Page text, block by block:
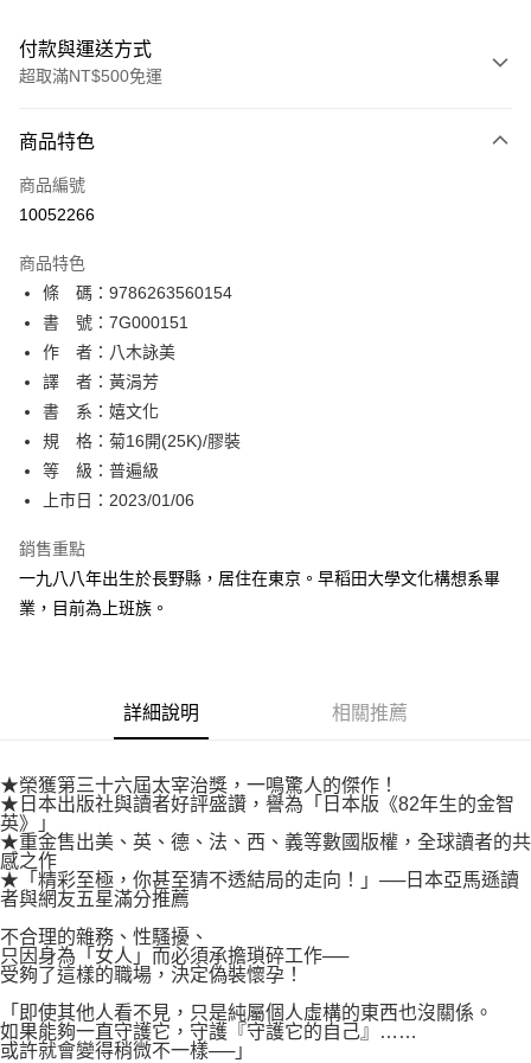
付款與運送方式
超取滿NT$500免運
信用卡一次付款
超商取貨付款
相關說明
【關於「AFTEE先享後付」】
AFTEE先享後付是「在收到商品之後才付款」的支付方式。 讓您購物簡單
便利好安心！
１．簡單：不需註冊會員、不需綁卡、不需儲值。
２．便利：只要手機號碼，簡訊認證，即可結帳。
３．安心：先確認商品／服務後，再付款。
【「AFTEE先享後付」結帳流程】
１．於結帳方式選擇「AFTEE先享後付」後，將跳轉至「AFTEE先享後付」
結帳頁面，進行簡訊認證並確認金額後，即可完成結帳。
２．訂單成立數日內，您將收到繳費通知簡訊。
ATM／網路銀行／等多元方式進行付款，方視為交易完成。
※ 請注意：結帳手續完成當下不需立刻繳費，但若您需要取消訂單，請聯絡
購買商品的店家。未經商家同意取消之訂單仍視為有效，需透過AFTEE先享
後付繳納相關費用。
權轉讓予恩沛科技股份有限公司。
２．關於個人資料處理事宜，請瀏覽以下網址：
https://aftee.tw/terms/#terms3
３．未成年的使用者請事先徵得法定代理人或監護人之同意方可使用
「AFTEE先享後付」，若未經同意申辦者引起之損失，本公司不負相關責
任。
時審查核予不同之上限額度；若仍有額度不足之情形，本公司將視審查結果
請求用戶進行身份認證。
５．嚴禁一人註冊多個帳號或使用他人資訊註冊。若發現惡意使用之情形，
恩沛科技股份有限公司將有權停止該用戶之使用額度並採取法律行動。
ATM付款
運送方式
全家取貨付款
每筆NT$80，滿NT$500(含以上)免運費
付款後全家取貨
每筆NT$80，滿NT$500(含以上)免運費
付款後7-11取貨
每筆NT$80，滿NT$500(含以上)免運費
宅配
每筆NT$100，滿NT$800(含以上)免運費
國家/地區配送
商品特色
商品編號
10052266
商品特色
條 碼：9786263560154
書 號：7G000151
作 者：八木詠美
譯 者：黃涓芳
書 系：嬉文化
規 格：菊16開(25K)/膠裝
等 級：普遍級
上市日：2023/01/06
銷售重點
一九八八年出生於長野縣，居住在東京。早稻田大學文化構想系畢
業，目前為上班族。
詳細說明 相關推薦
★榮獲第三十六屆太宰治獎，一鳴驚人的傑作！
★日本出版社與讀者好評盛讚，譽為「日本版《82年生的金智
英》」
★重金售出美、英、德、法、西、義等數國版權，全球讀者的共
感之作
★「精彩至極，你甚至猜不透結局的走向！」──日本亞馬遜讀
者與網友五星滿分推薦
不合理的雜務、性騷擾、
只因身為「女人」而必須承擔瑣碎工作──
受夠了這樣的職場，決定偽裝懷孕！
「即使其他人看不見，只是純屬個人虛構的東西也沒關係。
如果能夠一直守護它，守護『守護它的自己』……
或許就會變得稍微不一樣──」